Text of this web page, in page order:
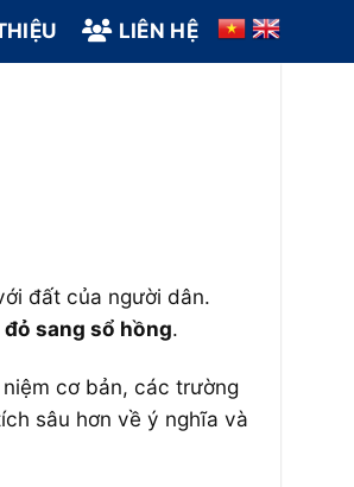
LIÊN HỆ
đất của người dân.
sang sổ hồng.
cơ bản, các trường
sâu hơn về ý nghĩa và